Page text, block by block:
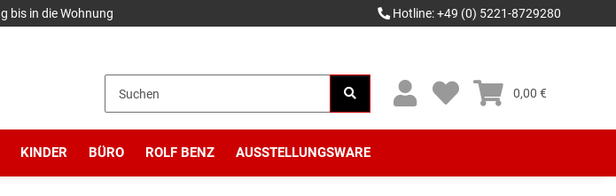
bis in die Wohnung Hotline: +49 (0) 5221-8729280
0,00 €
KINDER BÜRO ROLF BENZ AUSSTELLUNGSWARE